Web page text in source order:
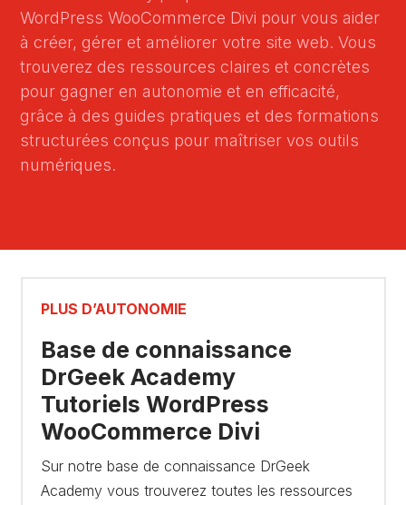
WordPress WooCommerce Divi pour vous aider
à créer, gérer et améliorer votre site web. Vous
trouverez des ressources claires et concrètes
pour gagner en autonomie et en efficacité,
grâce à des guides pratiques et des formations
structurées conçus pour maîtriser vos outils
numériques.
PLUS D’AUTONOMIE
Base de connaissance
DrGeek Academy
Tutoriels WordPress
WooCommerce Divi
Sur notre base de connaissance DrGeek
Academy vous trouverez toutes les ressources